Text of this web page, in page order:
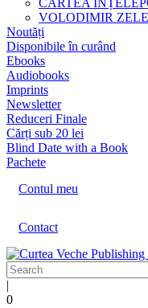
CARTEA
VOLODIMIR
Noutăți
Disponibile în curând
Ebooks
Audiobooks
Imprints
Newsletter
Reduceri Finale
Cărți sub 20 lei
Blind Date with a Book
Pachete
Contul meu
Contact
|
0